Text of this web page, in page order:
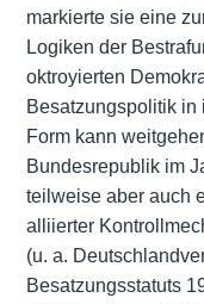
markierte sie eine
Logiken der
oktroyierten
Besatzungspolitik
Form kann
Bundesrepublik im
teilweise aber auch
alliierter
(u. a.
Besatzungsstatuts